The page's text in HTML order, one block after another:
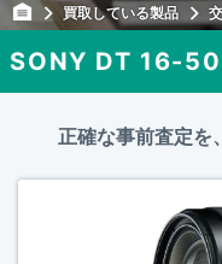
買取している製品
SONY DT 16-
正確な事前査定を